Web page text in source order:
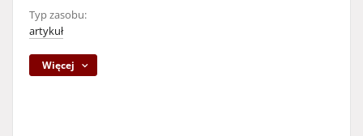
Typ zasobu:
artykuł
Więcej